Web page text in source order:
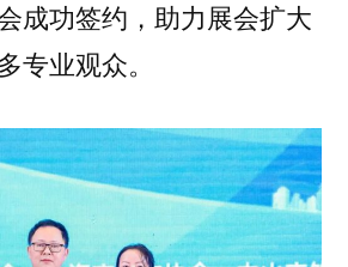
成功签约，助力展会扩大
专业观众。